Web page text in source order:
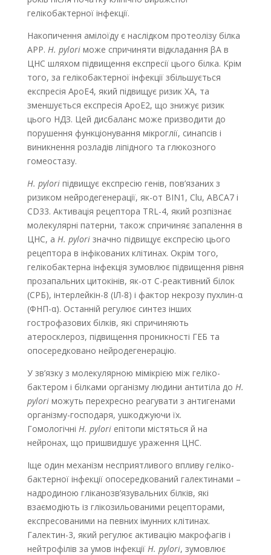
гелікобактерної інфекції.
Накопичення амілоїду є наслідком протеолізу білка
АРР. H. pyloriможе спричиняти відкладання βА в
ЦНС шляхом підвищення експресії цього білка. Крім
того, за гелікобактерної інфекції збільшується
експресія ApoE4, який підвищує ризик ХА, та
зменшується експресія ApoE2, що знижує ризик
цього НДЗ. Цей дисбаланс може призводити до
порушення функціонування мікроглії, синапсів і
виникнення розладів ліпідного та глюкозного
гомеостазу.
H. pyloriпідвищує експресію генів, пов’язаних з
ризиком нейродегенерації, як-от BIN1, Clu, ABCA7 і
CD33. Активація рецептора TRL-4, який розпізнає
молекулярні патерни, також спричиняє запалення в
ЦНС, а H. pyloriзначно підвищує експресію цього
рецептора в інфікованих клітинах. Окрім того,
геліко­бактерна інфекція зумовлює підвищення рівня
прозапальних цитокінів, як-от С-реактивний білок
(СРБ), інтерлейкін-8 (ІЛ-8) і фактор некрозу пухлин-α
(ФНП-α). Останній регулює синтез інших
гострофазових білків, які спричиняють
атеросклероз, підвищення проникності ГЕБ та
опосередковано нейродегенерацію.
У зв’язку з молекулярною мімікрією між геліко­
бактером і білками організму людини антитіла до H.
pyloriможуть перехресно реагувати з анти­генами
організму-господаря, ушкоджуючи їх.
Гомологічні H. pyloriепітопи містяться й на
нейронах, що пришвидшує ураження ЦНС.
Іще один механізм несприятливого впливу геліко­
бактерної інфекції опосередкований галектинами –
надродиною гліканозв’язувальних білків, які
взаємодіють із глікозильованими рецепторами,
експресованими на певних імунних клітинах.
Галектин-3, який регулює активацію макрофагів і
нейтрофілів за умов інфекції H. pylori, зумовлює